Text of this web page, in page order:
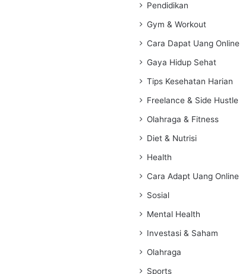
Pendidikan
Gym & Workout
Cara Dapat Uang Online
Gaya Hidup Sehat
Tips Kesehatan Harian
Freelance & Side Hustle
Olahraga & Fitness
Diet & Nutrisi
Health
Cara Adapt Uang Online
Sosial
Mental Health
Investasi & Saham
Olahraga
Sports